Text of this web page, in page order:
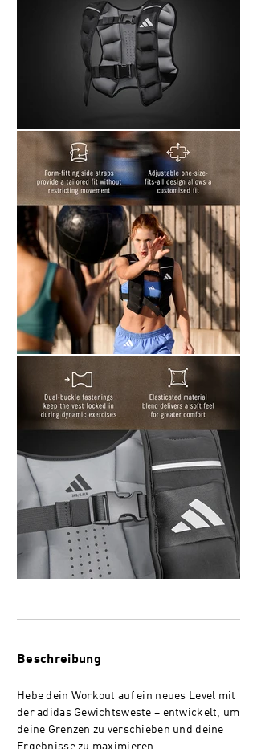
Beschreibung
Hebe dein Workout auf ein neues Level mit
der adidas Gewichtsweste – entwickelt, um
deine Grenzen zu verschieben und deine
Ergebnisse zu maximieren.